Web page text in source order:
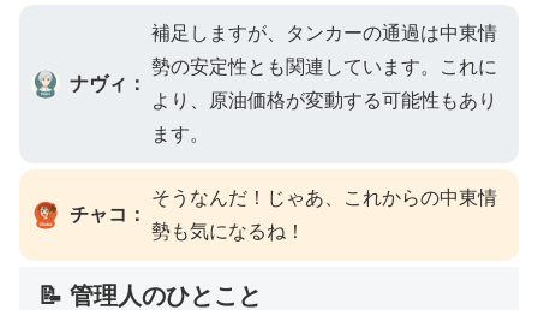
ナヴィ：
補足しますが、タンカーの通過は中東情
勢の安定性とも関連しています。これに
より、原油価格が変動する可能性もあり
ます。
チャコ：
そうなんだ！じゃあ、これからの中東情
勢も気になるね！
📝 管理人のひとこと